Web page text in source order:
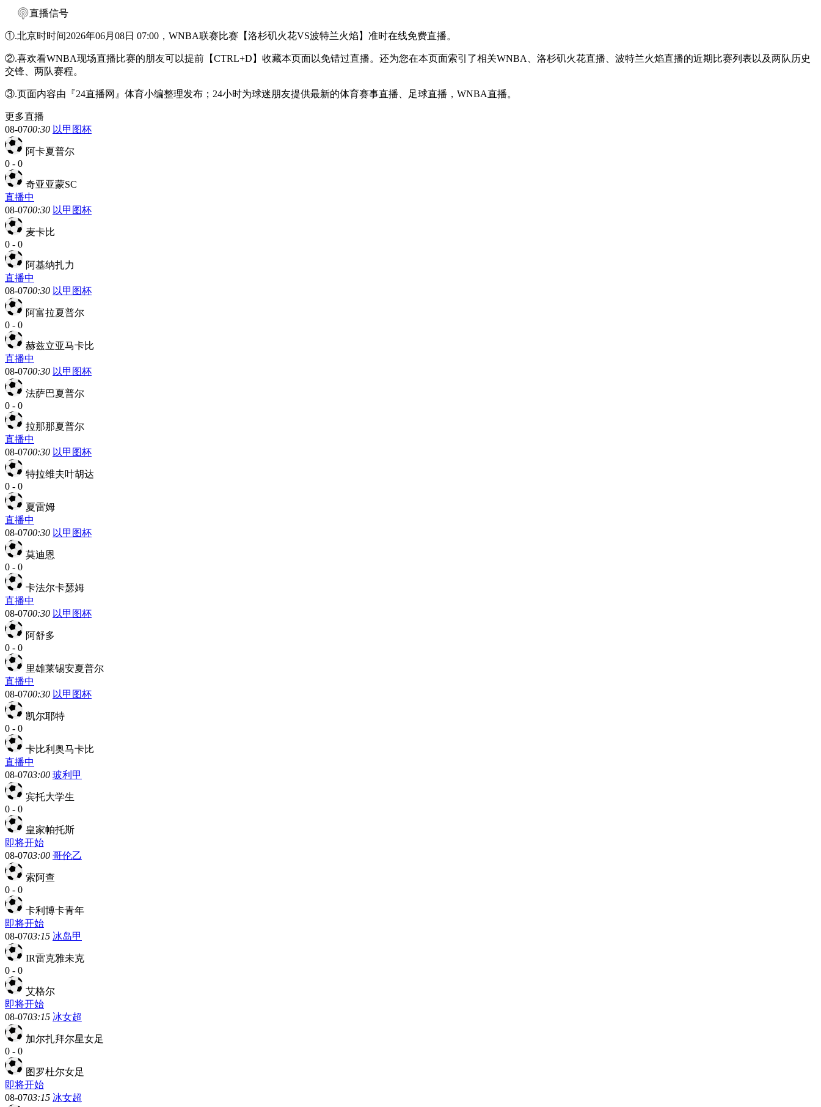
直播信号
①.北京时时间2026年06月08日 07:00，WNBA联赛比赛【洛杉矶火花VS波特兰火焰】准时在线免费直播。
②.喜欢看WNBA现场直播比赛的朋友可以提前【CTRL+D】收藏本页面以免错过直播。还为您在本页面索引了相关WNBA、洛杉矶火花直播、波特兰火焰直播的近期比赛列表以及两队历史
交锋、两队赛程。
③.页面内容由『24直播网』体育小编整理发布；24小时为球迷朋友提供最新的体育赛事直播、足球直播，WNBA直播。
更多直播
08-0700:30 以甲图杯
阿卡夏普尔
0 - 0
奇亚亚蒙SC
直播中
08-0700:30 以甲图杯
麦卡比
0 - 0
阿基纳扎力
直播中
08-0700:30 以甲图杯
阿富拉夏普尔
0 - 0
赫兹立亚马卡比
直播中
08-0700:30 以甲图杯
法萨巴夏普尔
0 - 0
拉那那夏普尔
直播中
08-0700:30 以甲图杯
特拉维夫叶胡达
0 - 0
夏雷姆
直播中
08-0700:30 以甲图杯
莫迪恩
0 - 0
卡法尔卡瑟姆
直播中
08-0700:30 以甲图杯
阿舒多
0 - 0
里雄莱锡安夏普尔
直播中
08-0700:30 以甲图杯
凯尔耶特
0 - 0
卡比利奥马卡比
直播中
08-0703:00 玻利甲
宾托大学生
0 - 0
皇家帕托斯
即将开始
08-0703:00 哥伦乙
索阿查
0 - 0
卡利博卡青年
即将开始
08-0703:15 冰岛甲
IR雷克雅未克
0 - 0
艾格尔
即将开始
08-0703:15 冰女超
加尔扎拜尔星女足
0 - 0
图罗杜尔女足
即将开始
08-0703:15 冰女超